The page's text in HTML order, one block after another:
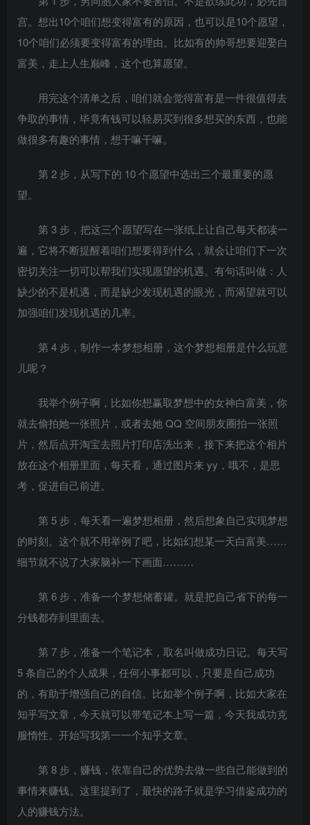
宫。想出10个咱们想变得富有的原因，也可以是10个愿望，
10个咱们必须要变得富有的理由。比如有的帅哥想要迎娶白
富美，走上人生巅峰，这个也算愿望。
用完这个清单之后，咱们就会觉得富有是一件很值得去
争取的事情，毕竟有钱可以轻易买到很多想买的东西，也能
做很多有趣的事情，想干嘛干嘛。
第 2 步，从写下的 10 个愿望中选出三个最重要的愿
望。
第 3 步，把这三个愿望写在一张纸上让自己每天都读一
遍，它将不断提醒着咱们想要得到什么，就会让咱们下一次
密切关注一切可以帮我们实现愿望的机遇。有句话叫做：人
缺少的不是机遇，而是缺少发现机遇的眼光，而渴望就可以
加强咱们发现机遇的几率。
第 4 步，制作一本梦想相册，这个梦想相册是什么玩意
儿呢？
我举个例子啊，比如你想赢取梦想中的女神白富美，你
就去偷拍她一张照片，或者去她 QQ 空间朋友圈拍一张照
片，然后点开淘宝去照片打印店洗出来，接下来把这个相片
放在这个相册里面，每天看，通过图片来 yy，哦不，是思
考，促进自己前进。
第 5 步，每天看一遍梦想相册，然后想象自己实现梦想
的时刻。这个就不用举例了吧，比如幻想某一天白富美……
细节就不说了大家脑补一下画面………
第 6 步，准备一个梦想储蓄罐。就是把自己省下的每一
分钱都存到里面去。
第 7 步，准备一个笔记本，取名叫做成功日记。每天写
5 条自己的个人成果，任何小事都可以，只要是自己成功
的，有助于增强自己的自信。比如举个例子啊，比如大家在
知乎写文章，今天就可以带笔记本上写一篇，今天我成功克
服惰性。开始写我第一一个知乎文章。
第 8 步，赚钱，依靠自己的优势去做一些自己能做到的
事情来赚钱。这里提到了，最快的路子就是学习借鉴成功的
人的赚钱方法。